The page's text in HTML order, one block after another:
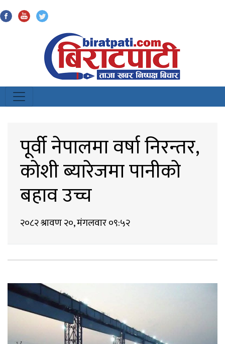
पूर्वी नेपालमा वर्षा निरन्तर,
कोशी ब्यारेजमा पानीको
बहाव उच्च
२०८२ श्रावण २०, मंगलवार ०९:५२